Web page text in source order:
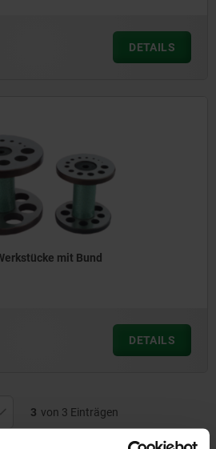
DETAILS
mit Bund
DETAILS
3 von 3 Einträgen